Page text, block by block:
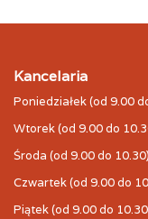
Kancelaria
Poniedziałek (od 9.00
Wtorek (od 9.00 do
Środa (od 9.00 do 10.30)
Czwartek (od 9.00 do
Piątek (od 9.00 do